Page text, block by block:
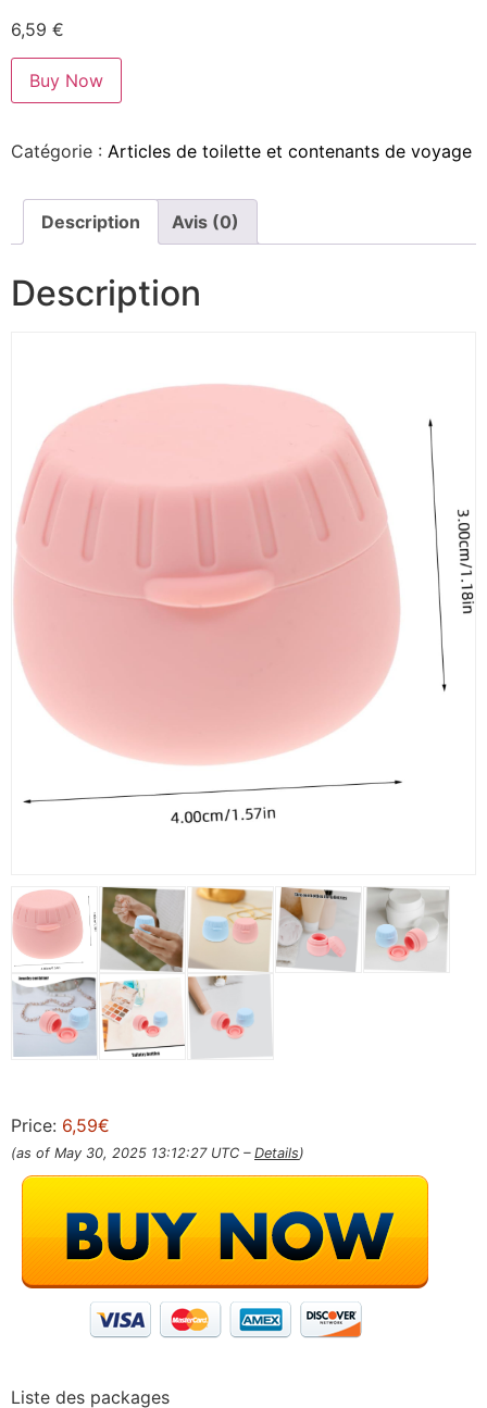
6,59 €
Buy Now
Catégorie : Articles de toilette et contenants de voyage
Description Avis (0)
Description
Price: 6,59€
(as of May 30, 2025 13:12:27 UTC – Details)
Liste des packages